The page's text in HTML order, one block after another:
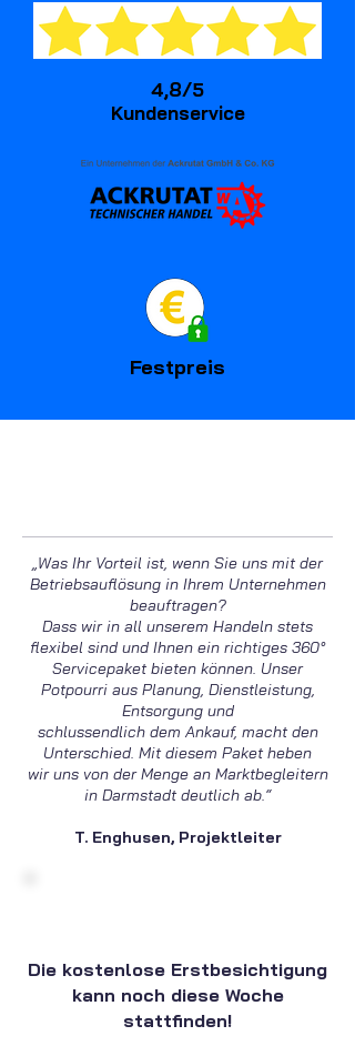
4,8/5
Kundenservice
Festpreis
„Was Ihr Vorteil ist, wenn Sie uns mit der
Betriebsauflösung in Ihrem Unternehmen
beauftragen?
Dass wir in all unserem Handeln stets
flexibel sind und Ihnen ein richtiges 360°
Servicepaket bieten können. Unser
Potpourri aus Planung, Dienstleistung,
Entsorgung und
schlussendlich dem Ankauf, macht den
Unterschied. Mit diesem Paket heben
wir uns von der Menge an Marktbegleitern
in Darmstadt deutlich ab.“
T. Enghusen, Projektleiter
Die kostenlose Erstbesichtigung
kann noch diese Woche
stattfinden!